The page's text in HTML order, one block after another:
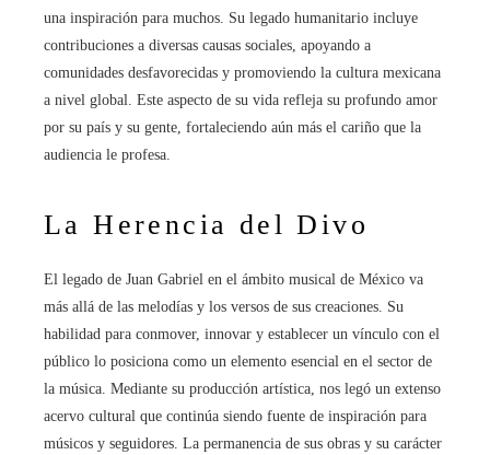
una inspiración para muchos. Su legado humanitario incluye
contribuciones a diversas causas sociales, apoyando a
comunidades desfavorecidas y promoviendo la cultura mexicana
a nivel global. Este aspecto de su vida refleja su profundo amor
por su país y su gente, fortaleciendo aún más el cariño que la
audiencia le profesa.
La Herencia del Divo
El legado de Juan Gabriel en el ámbito musical de México va
más allá de las melodías y los versos de sus creaciones. Su
habilidad para conmover, innovar y establecer un vínculo con el
público lo posiciona como un elemento esencial en el sector de
la música. Mediante su producción artística, nos legó un extenso
acervo cultural que continúa siendo fuente de inspiración para
músicos y seguidores. La permanencia de sus obras y su carácter